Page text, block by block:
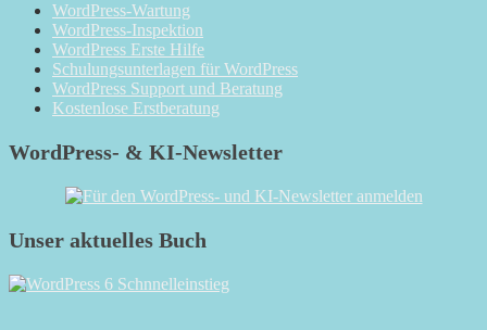
WordPress-Wartung
WordPress-Inspektion
WordPress Erste Hilfe
Schulungsunterlagen für WordPress
WordPress Support und Beratung
Kostenlose Erstberatung
WordPress- & KI-Newsletter
Unser aktuelles Buch